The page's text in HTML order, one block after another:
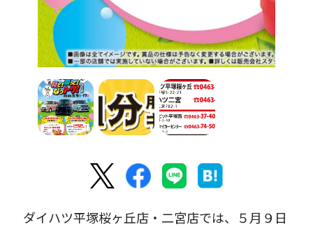
ダイハツ平塚桜ヶ丘店・二宮店では、５月９日